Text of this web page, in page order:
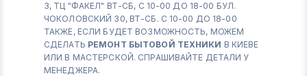
3, ТЦ "ФАКЕЛ" ВТ-СБ, С 10-00 ДО 18-00 БУЛ.
ЧОКОЛОВСКИЙ 30, ВТ-СБ. С 10-00 ДО 18-00
ТАКЖЕ, ЕСЛИ БУДЕТ ВОЗМОЖНОСТЬ, МОЖЕМ
СДЕЛАТЬ РЕМОНТ БЫТОВОЙ ТЕХНИКИ В КИЕВЕ
ИЛИ В МАСТЕРСКОЙ. СПРАШИВАЙТЕ ДЕТАЛИ У
МЕНЕДЖЕРА.
Соломенский район - ВТ-
СБ. с 10-00 до 18-00
(098) 672 76 42
(063) 722 37 14